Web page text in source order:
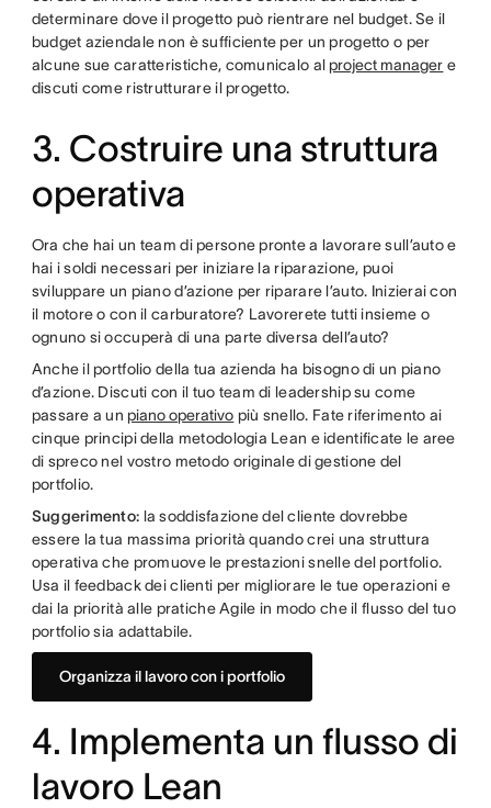
determinare dove il progetto può rientrare nel budget. Se il
budget aziendale non è sufficiente per un progetto o per
alcune sue caratteristiche, comunicalo al project manager e
discuti come ristrutturare il progetto.
3. Costruire una struttura
operativa
Ora che hai un team di persone pronte a lavorare sull’auto e
hai i soldi necessari per iniziare la riparazione, puoi
sviluppare un piano d’azione per riparare l’auto. Inizierai con
il motore o con il carburatore? Lavorerete tutti insieme o
ognuno si occuperà di una parte diversa dell’auto?
Anche il portfolio della tua azienda ha bisogno di un piano
d’azione. Discuti con il tuo team di leadership su come
passare a un piano operativo più snello. Fate riferimento ai
cinque principi della metodologia Lean e identificate le aree
di spreco nel vostro metodo originale di gestione del
portfolio.
Suggerimento: la soddisfazione del cliente dovrebbe
essere la tua massima priorità quando crei una struttura
operativa che promuove le prestazioni snelle del portfolio.
Usa il feedback dei clienti per migliorare le tue operazioni e
dai la priorità alle pratiche Agile in modo che il flusso del tuo
portfolio sia adattabile.
Organizza il lavoro con i portfolio
4. Implementa un flusso di
lavoro Lean